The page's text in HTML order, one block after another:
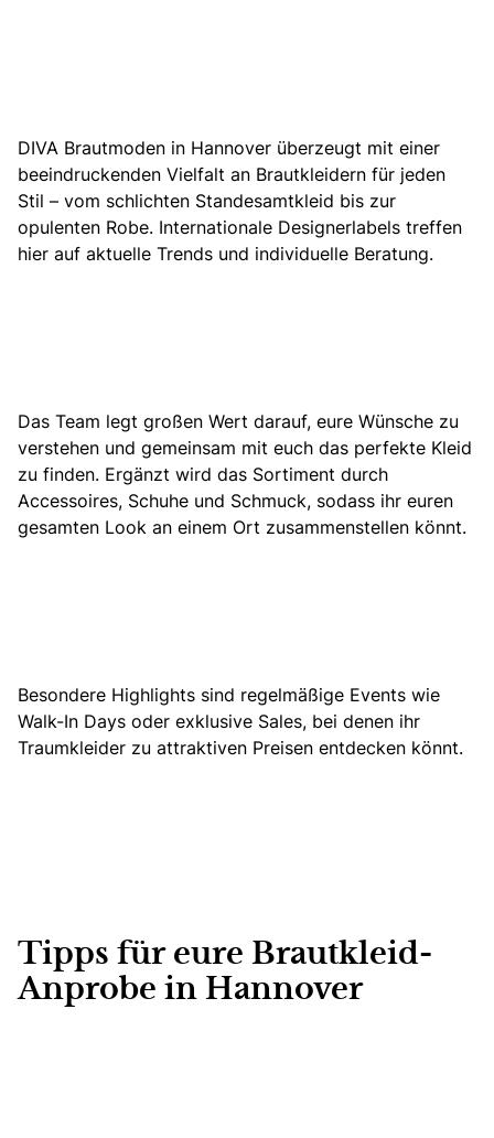
DIVA Brautmoden in Hannover überzeugt mit einer
beeindruckenden Vielfalt an Brautkleidern für jeden
Stil – vom schlichten Standesamtkleid bis zur
opulenten Robe. Internationale Designerlabels treffen
hier auf aktuelle Trends und individuelle Beratung.
Das Team legt großen Wert darauf, eure Wünsche zu
verstehen und gemeinsam mit euch das perfekte Kleid
zu finden. Ergänzt wird das Sortiment durch
Accessoires, Schuhe und Schmuck, sodass ihr euren
gesamten Look an einem Ort zusammenstellen könnt.
Besondere Highlights sind regelmäßige Events wie
Walk-In Days oder exklusive Sales, bei denen ihr
Traumkleider zu attraktiven Preisen entdecken könnt.
Tipps für eure Brautkleid-
Anprobe in Hannover